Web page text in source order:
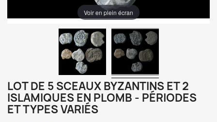
Voir en plein écran
LOT DE 5 SCEAUX BYZANTINS ET 2
ISLAMIQUES EN PLOMB - PÉRIODES
ET TYPES VARIÉS